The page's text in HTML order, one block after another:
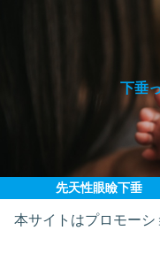
下垂
先天性眼瞼下垂
本サイトはプロモーシ